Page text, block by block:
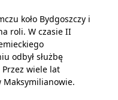
koło Bydgoszczy i
roli. W czasie II
odbył służbę
wiele lat
Maksymilianowie.